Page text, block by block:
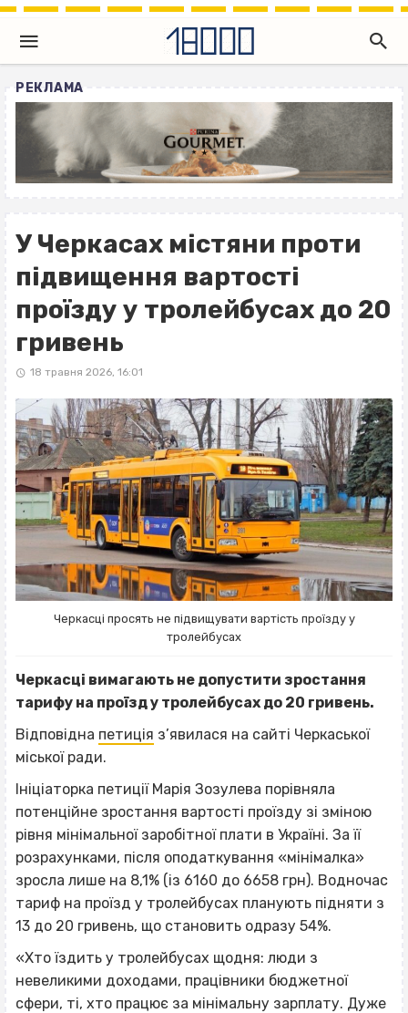
РЕКЛАМА
У Черкасах містяни проти
підвищення вартості
проїзду у тролейбусах до 20
гривень
18 травня 2026, 16:01
Черкасці просять не підвищувати вартість проїзду у
тролейбусах
Черкасці вимагають не допустити зростання
тарифу на проїзд у тролейбусах до 20 гривень.
Відповідна петиція з’явилася на сайті Черкаської
міської ради.
Ініціаторка петиції Марія Зозулева порівняла
потенційне зростання вартості проїзду зі зміною
рівня мінімальної заробітної плати в Україні. За її
розрахунками, після оподаткування «мінімалка»
зросла лише на 8,1% (із 6160 до 6658 грн). Водночас
тариф на проїзд у тролейбусах планують підняти з
13 до 20 гривень, що становить одразу 54%.
«Хто їздить у тролейбусах щодня: люди з
невеликими доходами, працівники бюджетної
сфери, ті, хто працює за мінімальну зарплату. Дуже